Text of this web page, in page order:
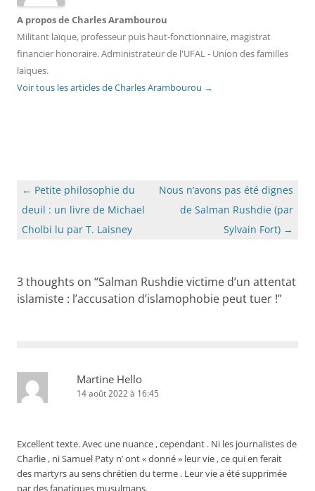
A propos de Charles Arambourou
Militant laïque, professeur puis haut-fonctionnaire, magistrat
financier honoraire. Administrateur de l'UFAL - Union des familles
laïques.
Voir tous les articles de Charles Arambourou →
Navigation
des
articles
← Petite philosophie du
deuil : un livre de Michael
Cholbi lu par T. Laisney
Nous n’avons pas été dignes
de Salman Rushdie (par
Sylvain Fort) →
3 thoughts on “Salman Rushdie victime d’un attentat
islamiste : l’accusation d’islamophobie peut tuer !”
Martine Hello
14 août 2022 à 16:45
Excellent texte. Avec une nuance , cependant . Ni les journalistes de
Charlie , ni Samuel Paty n’ ont « donné » leur vie , ce qui en ferait
des martyrs au sens chrétien du terme . Leur vie a été supprimée
par des fanatiques musulmans.